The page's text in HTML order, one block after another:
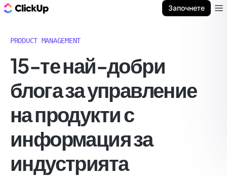
Започнете
PRODUCT MANAGEMENT
15-те най-добри
блога за управление
на продукти с
информация за
индустрията